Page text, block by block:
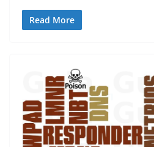
Read More